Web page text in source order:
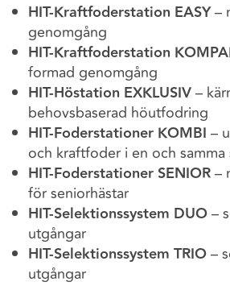
HIT-Kraftfoderstation EASY–
genomgång
HIT-Kraftfoderstation
formad genomgång
HIT-Höstation EXKLUSIV–
behovsbaserad höutfodring
HIT-Foderstationer KOMBI –
och kraftfoder i en och samma
HIT-Foderstationer SENIOR–
för seniorhästar
HIT-Selektionssystem DUO–
utgångar
HIT-Selektionssystem TRIO–
utgångar